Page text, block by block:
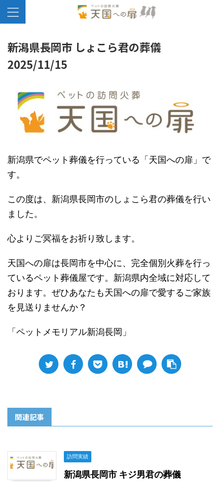
新潟県長岡市 しょこら君の葬儀
2025/11/15
新潟県でペット葬儀を行っている「天国への扉」で
す。
この度は、新潟県長岡市のしょこら君の葬儀を行い
ました。
心よりご冥福をお祈り致します。
天国への扉は長岡市を中心に、完全個別火葬を行っ
ているペット葬儀屋です。新潟県内全域に対応して
おります。ぜひあなたも天国への扉で愛するご家族
を見送りませんか？
「ペットメモリアル新潟長岡」
関連記事
訪問実績
新潟県長岡市 キジ男君の葬儀